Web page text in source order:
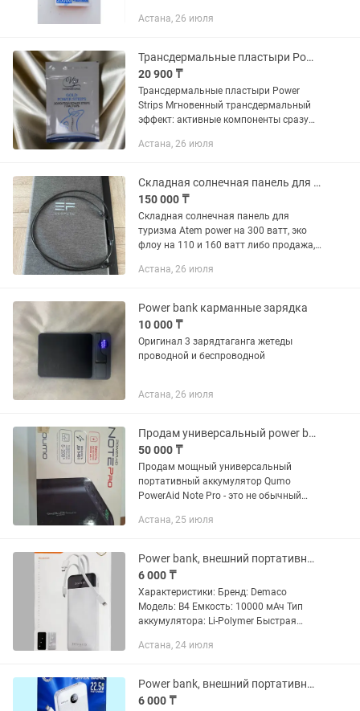
функционалСолнечная панель:
(Solar...
Астана, 26 июля
Трансдермальные пластыри Power Strips от Vip International
20 900 ₸
Трансдермальные пластыри Power
Strips Мгновенный трансдермальный
эффект: активные компоненты сразу
минералы. Инновационная
ослабленные...
Астана, 26 июля
Складная солнечная панель для туризма Atem power на 300 ватт
150 000 ₸
Складная солнечная панель для
туризма Atem power на 300 ватт, эко
флоу на 110 и 160 ватт либо продажа,
Астана, 26 июля
Power bank карманные зарядка
10 000 ₸
Оригинал 3 зарядтаганга жетеды
проводной и беспроводной
Астана, 26 июля
Продам универсальный power bank ДЛЯ НОУТБУКОВ И ТЕЛЕФОНОВ
50 000 ₸
Продам мощный универсальный
портативный аккумулятор Qumo
PowerAid Note Pro - это не обычный
зарядное устройство для практически
в...
Астана, 25 июля
Power bank, внешний портативный аккумулятор, зарядное устройство, карманная
6 000 ₸
Характеристики: Бренд: Demaco
Модель: B4 Емкость: 10000 мАч Тип
аккумулятора: Li-Polymer Быстрая
Type-C Максимальный выходной ток:
Астана, 24 июля
Power bank, внешний портативный аккумулятор, зарядное устройство, карманная
6 000 ₸